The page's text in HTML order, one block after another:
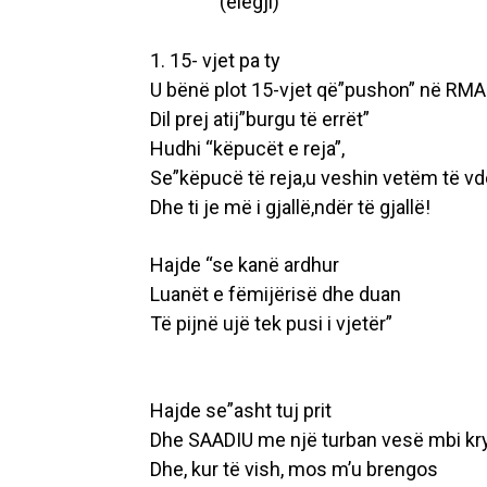
1. 15- vjet pa ty
U bënë plot 15-vjet që”pushon” në
Dil prej atij”burgu të errët”
Hudhi “këpucët e reja”,
Se”këpucë të reja,u veshin vetëm të
Dhe ti je më i gjallë,ndër të gjallë!
Hajde “se kanë ardhur
Luanët e fëmijërisë dhe duan
Të pijnë ujë tek pusi i vjetër”
Hajde se”asht tuj prit
Dhe SAADIU me një turban vesë mbi
Dhe, kur të vish, mos m’u brengos